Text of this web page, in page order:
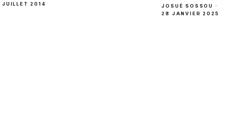
JUILLET 2014
JOSUÉ SOSSOU ·
28 JANVIER 2025